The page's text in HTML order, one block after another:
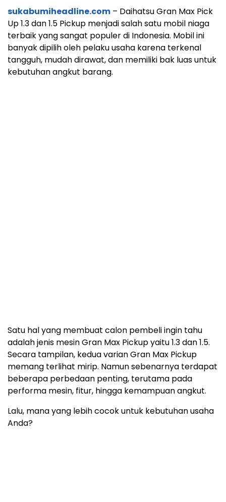
sukabumiheadline.com – Daihatsu Gran Max Pick
Up 1.3 dan 1.5 Pickup menjadi salah satu mobil niaga
terbaik yang sangat populer di Indonesia. Mobil ini
banyak dipilih oleh pelaku usaha karena terkenal
tangguh, mudah dirawat, dan memiliki bak luas untuk
kebutuhan angkut barang.
Satu hal yang membuat calon pembeli ingin tahu
adalah jenis mesin Gran Max Pickup yaitu 1.3 dan 1.5.
Secara tampilan, kedua varian Gran Max Pickup
memang terlihat mirip. Namun sebenarnya terdapat
beberapa perbedaan penting, terutama pada
performa mesin, fitur, hingga kemampuan angkut.
Lalu, mana yang lebih cocok untuk kebutuhan usaha
Anda?